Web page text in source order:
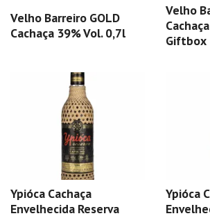
Velho Barreiro GOLD
Cachaça 39% Vol. 0,7l
Velho
Giftbox
Ypióca Cachaça
Envelhecida Reserva
Ypióca